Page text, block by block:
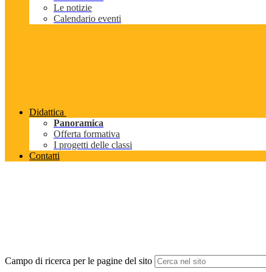
Le notizie
Calendario eventi
Didattica
Panoramica
Offerta formativa
I progetti delle classi
Contatti
Campo di ricerca per le pagine del sito